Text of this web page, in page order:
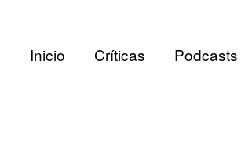
Inicio Críticas Podcasts